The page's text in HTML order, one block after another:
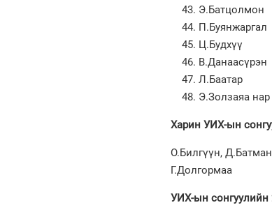
Э.Батцолмон
П.Буянжаргал
Ц.Будхүү
В.Данаасүрэн
Л.Баатар
Э.Золзаяа нар
Харин УИХ-ын
О.Билгүүн,
Г.Долгормаа
УИХ-ын сонгуулийн